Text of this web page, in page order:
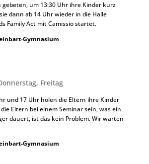
um 13:30 Uhr ihre Kinder kurz
dann ab 14 Uhr wieder in die Halle
Family Act mit Camissio startet.
Gymnasium
, Freitag
und 17 Uhr holen die Eltern ihre Kinder
Eltern bei einem Seminar sein, was ein
dauert, ist das kein Problem. Wir warten
Gymnasium